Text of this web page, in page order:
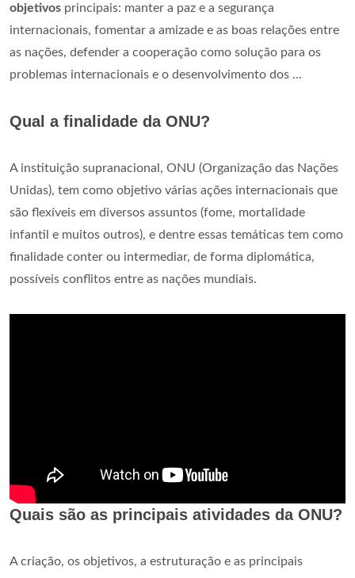
objetivos principais: manter a paz e a segurança
internacionais, fomentar a amizade e as boas relações entre
as nações, defender a cooperação como solução para os
problemas internacionais e o desenvolvimento dos ...
Qual a finalidade da ONU?
A instituição supranacional, ONU (Organização das Nações
Unidas), tem como objetivo várias ações internacionais que
são flexíveis em diversos assuntos (fome, mortalidade
infantil e muitos outros), e dentre essas temáticas tem como
finalidade conter ou intermediar, de forma diplomática,
possíveis conflitos entre as nações mundiais.
Quais são as principais atividades da ONU?
A criação, os objetivos, a estruturação e as principais